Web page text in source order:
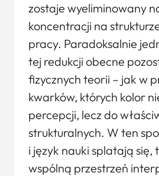
zostaje wyeliminowany
koncentracji na
pracy. Paradoksalnie
tej redukcji obecne
fizycznych teorii – jak w
kwarków, których kolor
percepcji, lecz do
strukturalnych. W ten
i język nauki splatają się,
wspólną przestrzeń